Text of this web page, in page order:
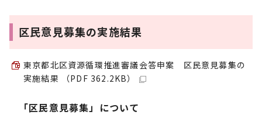
区民意見募集の実施結果
東京都北区資源循環推進審議会答申案 区民意見募集の
実施結果 （PDF 362.2KB）
「区民意見募集」について